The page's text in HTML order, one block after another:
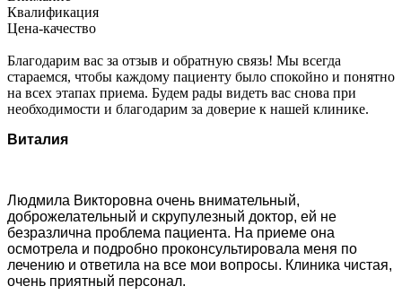
Квалификация
Цена-качество
Благодарим вас за отзыв и обратную связь! Мы всегда
стараемся, чтобы каждому пациенту было спокойно и понятно
на всех этапах приема. Будем рады видеть вас снова при
необходимости и благодарим за доверие к нашей клинике.
Виталия
Людмила Викторовна очень внимательный,
доброжелательный и скрупулезный доктор, ей не
безразлична проблема пациента. На приеме она
осмотрела и подробно проконсультировала меня по
лечению и ответила на все мои вопросы. Клиника чистая,
очень приятный персонал.